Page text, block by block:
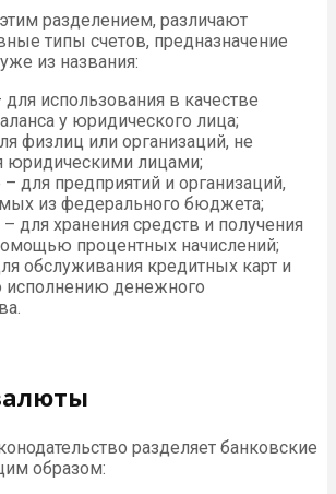
разделением, различают
типы счетов, предназначение
из названия:
использования в качестве
у юридического лица;
физлиц или организаций, не
юридическими лицами;
для предприятий и организаций,
из федерального бюджета;
для хранения средств и получения
процентных начислений;
обслуживания кредитных карт и
исполнению денежного
разделяет банковские
образом: